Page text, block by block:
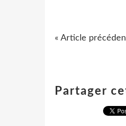
« Article
Partager